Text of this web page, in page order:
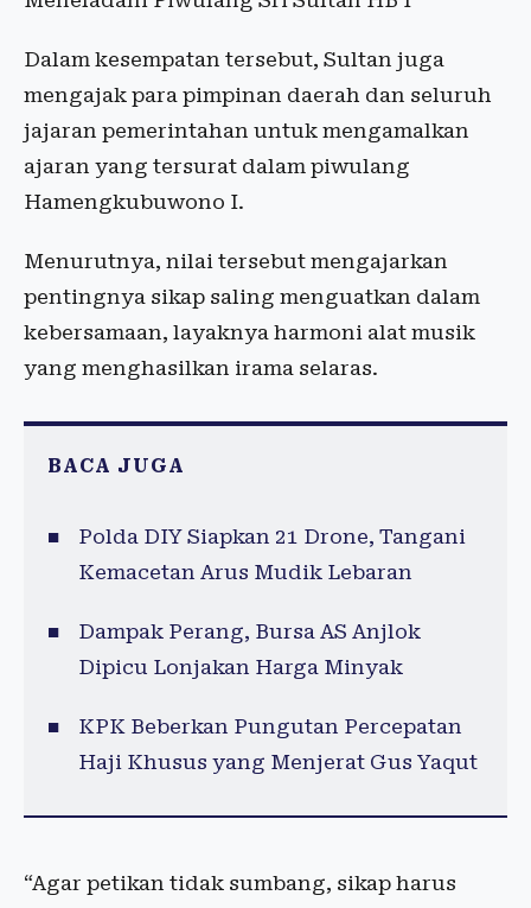
Dalam kesempatan tersebut, Sultan juga
mengajak para pimpinan daerah dan seluruh
jajaran pemerintahan untuk mengamalkan
ajaran yang tersurat dalam piwulang
Hamengkubuwono I.
Menurutnya, nilai tersebut mengajarkan
pentingnya sikap saling menguatkan dalam
kebersamaan, layaknya harmoni alat musik
yang menghasilkan irama selaras.
BACA JUGA
Polda DIY Siapkan 21 Drone, Tangani
Kemacetan Arus Mudik Lebaran
Dampak Perang, Bursa AS Anjlok
Dipicu Lonjakan Harga Minyak
KPK Beberkan Pungutan Percepatan
Haji Khusus yang Menjerat Gus Yaqut
“Agar petikan tidak sumbang, sikap harus